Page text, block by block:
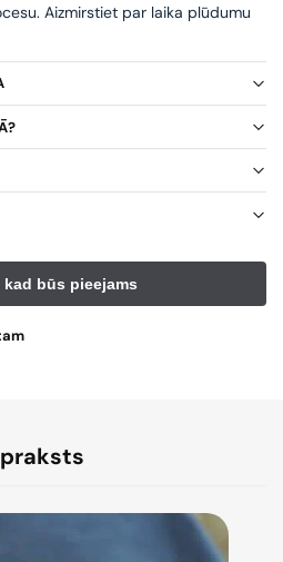
Aizmirstiet par laika plūdumu